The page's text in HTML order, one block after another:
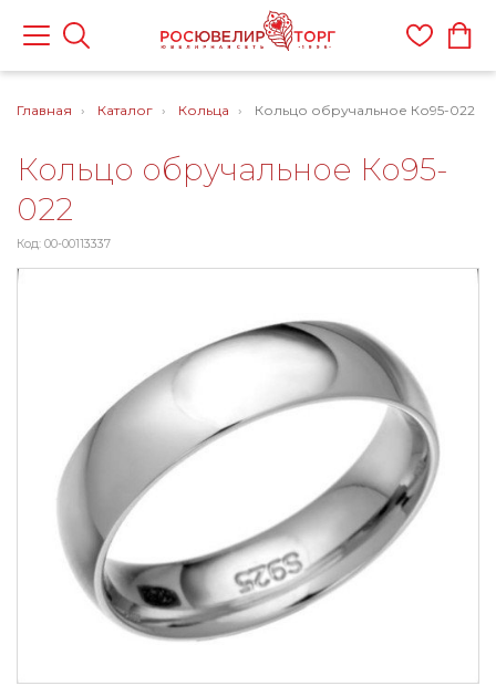
Главная Каталог Кольца Кольцо обручальное Ко95-022
Кольцо обручальное Ко95-
022
Код: 00-00113337